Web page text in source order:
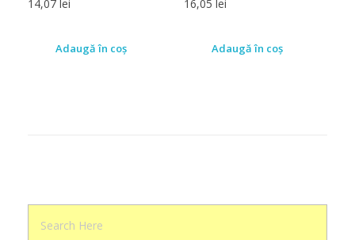
14,07 lei
Adaugă în coș
16,05 lei
Adaugă în coș